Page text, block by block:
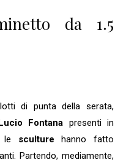
da 1.5
di punta della serata,
Fontana presenti in
le sculture hanno fatto
Partendo, mediamente,